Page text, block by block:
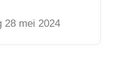
28 mei 2024